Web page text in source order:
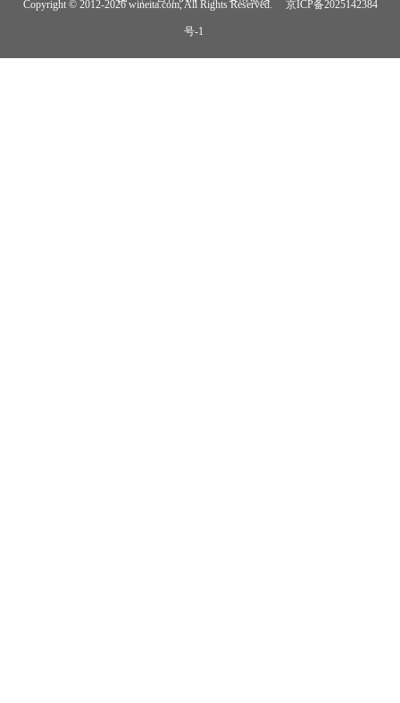
Copyright © 2012-2026 wineita.com, All Rights Reserved. 京ICP备2025142384
号-1